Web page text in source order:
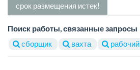
срок размещения истек!
Поиск работы, связанные запросы
сборщик
вахта рабочий